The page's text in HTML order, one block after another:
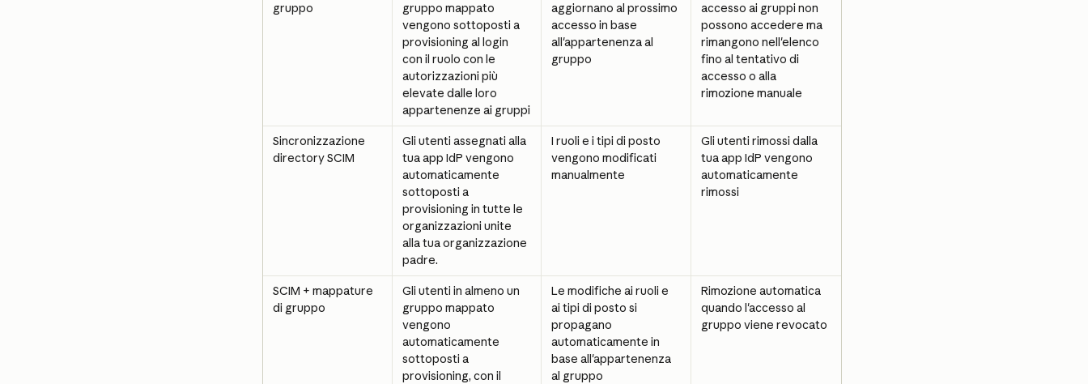
gruppo
gruppo mappato
vengono sottoposti a
provisioning al login
con il ruolo con le
autorizzazioni più
elevate dalle loro
appartenenze ai gruppi
aggiornano al prossimo
accesso in base
all'appartenenza al
gruppo
accesso ai gruppi non
possono accedere ma
rimangono nell'elenco
fino al tentativo di
accesso o alla
rimozione manuale
Sincronizzazione
directory SCIM
Gli utenti assegnati alla
tua app IdP vengono
automaticamente
sottoposti a
provisioning in tutte le
organizzazioni unite
alla tua organizzazione
padre.
I ruoli e i tipi di posto
vengono modificati
manualmente
Gli utenti rimossi dalla
tua app IdP vengono
automaticamente
rimossi
SCIM + mappature
di gruppo
Gli utenti in almeno un
gruppo mappato
vengono
automaticamente
sottoposti a
provisioning, con il
Le modifiche ai ruoli e
ai tipi di posto si
propagano
automaticamente in
base all'appartenenza
al gruppo
Rimozione automatica
quando l'accesso al
gruppo viene revocato